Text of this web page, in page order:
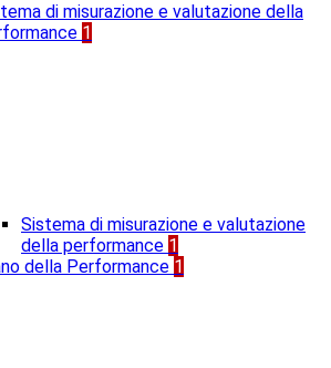
di misurazione e valutazione della
1
Sistema di misurazione e valutazione
della performance 1
della Performance 1